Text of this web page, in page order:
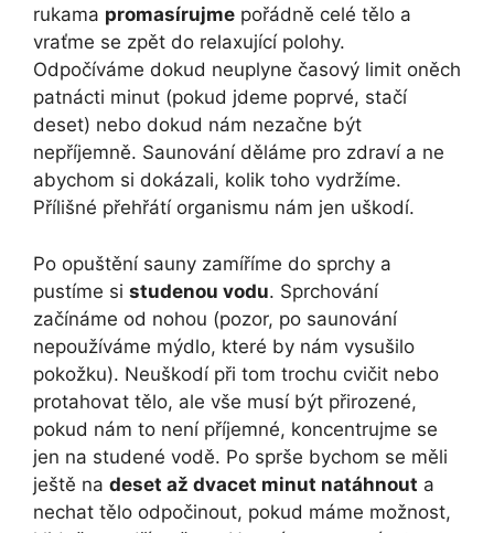
rukama promasírujme pořádně celé tělo a
vraťme se zpět do relaxující polohy.
Odpočíváme dokud neuplyne časový limit oněch
patnácti minut (pokud jdeme poprvé, stačí
deset) nebo dokud nám nezačne být
nepříjemně. Saunování děláme pro zdraví a ne
abychom si dokázali, kolik toho vydržíme.
Přílišné přehřátí organismu nám jen uškodí.
Po opuštění sauny zamíříme do sprchy a
pustíme si studenou vodu. Sprchování
začínáme od nohou (pozor, po saunování
nepoužíváme mýdlo, které by nám vysušilo
pokožku). Neuškodí při tom trochu cvičit nebo
protahovat tělo, ale vše musí být přirozené,
pokud nám to není příjemné, koncentrujme se
jen na studené vodě. Po sprše bychom se měli
ještě na deset až dvacet minut natáhnout a
nechat tělo odpočinout, pokud máme možnost,